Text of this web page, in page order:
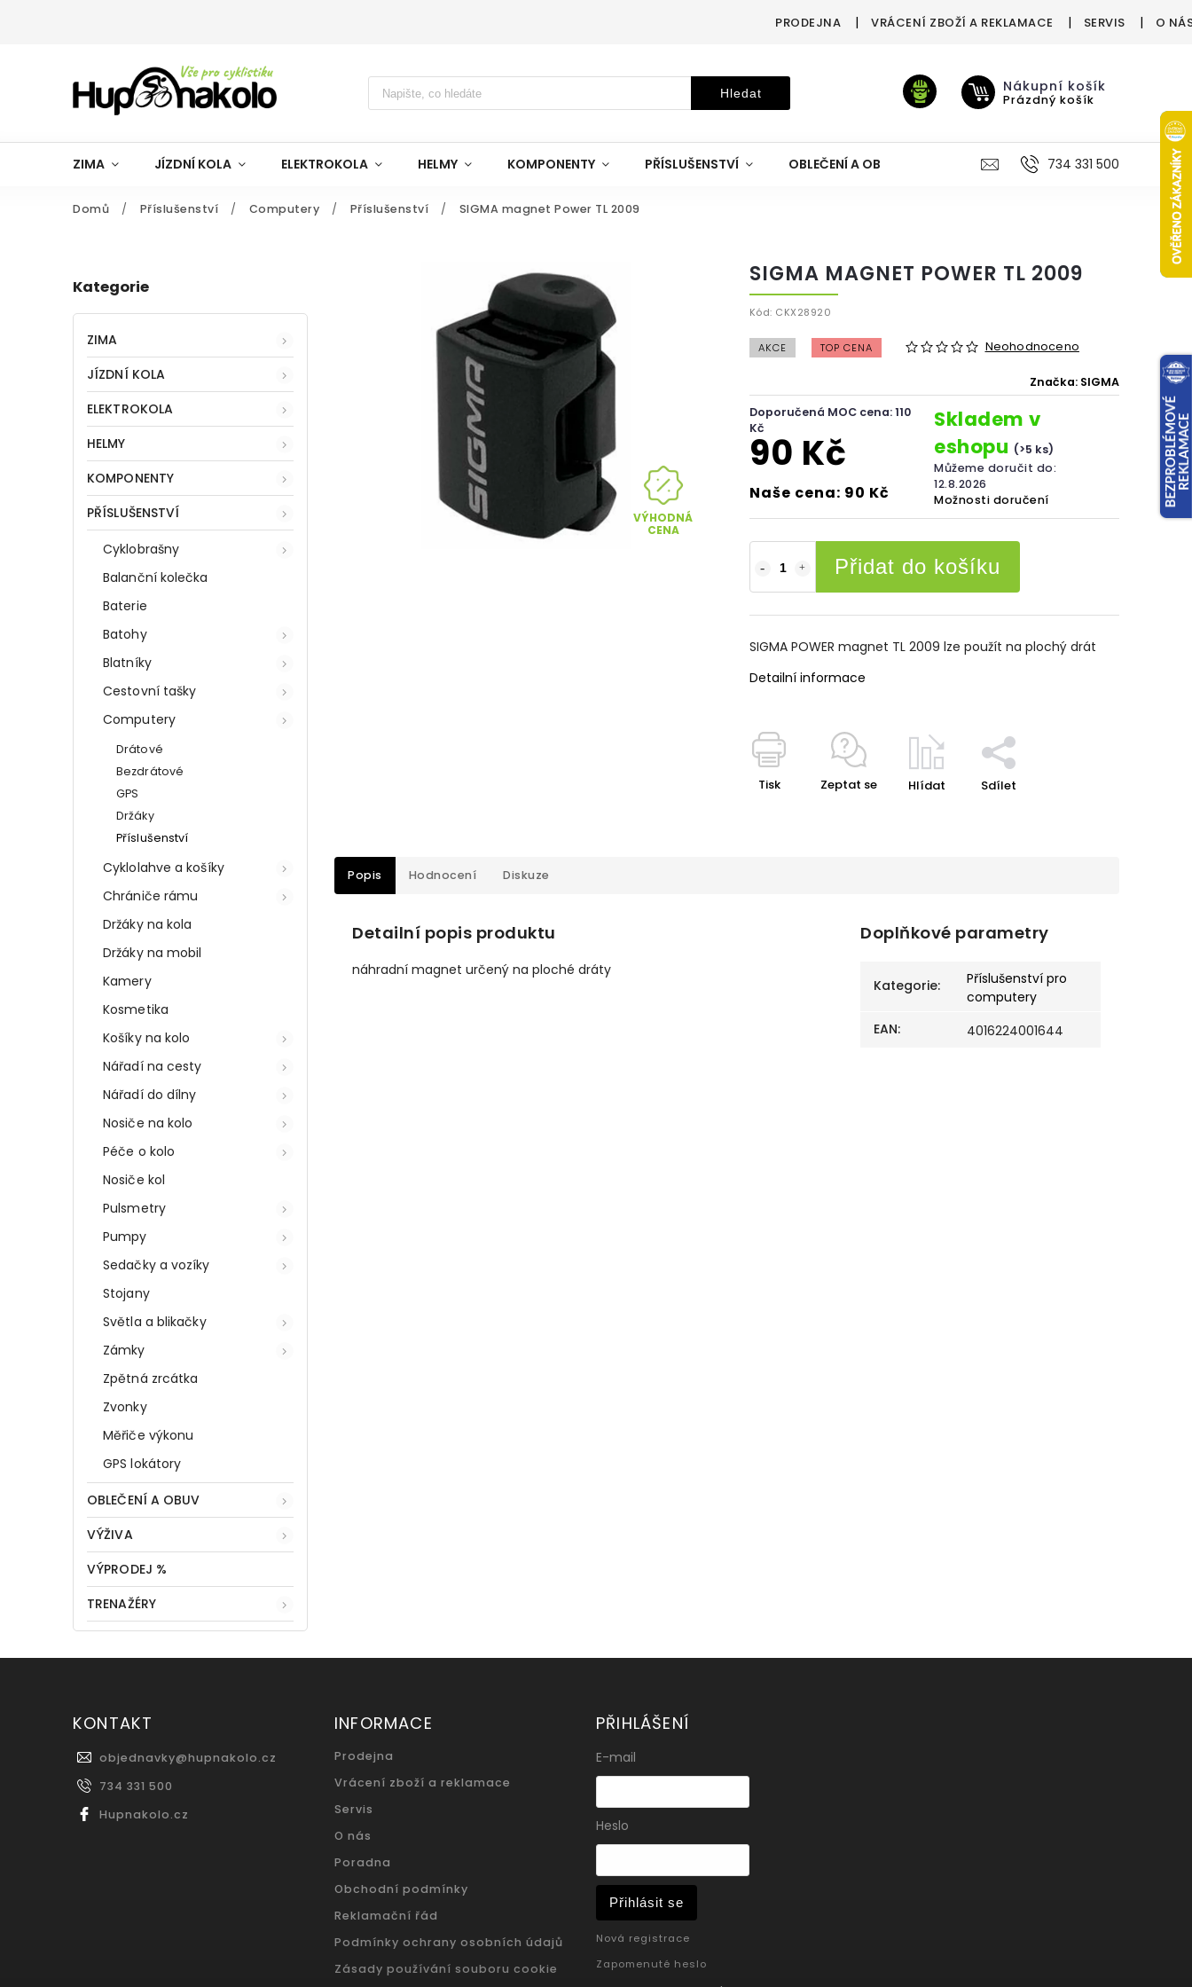
PRODEJNA VRÁCENÍ ZBOŽÍ A REKLAMACE SERVIS O
Hledat Nákupní košík
Prázdný košík
ZIMA JÍZDNÍ KOLA ELEKTROKOLA HELMY KOMPONENTY PŘÍSLUŠENSTVÍ OBLEČENÍ A OBUV VÝŽIVA VÝPRODEJ %
734 331 500
Domů / Příslušenství / Computery / Příslušenství / SIGMA magnet Power TL 2009
Kategorie
ZIMA
JÍZDNÍ KOLA
ELEKTROKOLA
HELMY
KOMPONENTY
PŘÍSLUŠENSTVÍ
Cyklobrašny
Balanční kolečka
Baterie
Batohy
Blatníky
Cestovní tašky
Computery
Drátové
Bezdrátové
GPS
Držáky
Příslušenství
Cyklolahve a košíky
Chrániče rámu
Držáky na kola
Držáky na mobil
Kamery
Kosmetika
Košíky na kolo
Nářadí na cesty
Nářadí do dílny
Nosiče na kolo
Péče o kolo
Nosiče kol
Pulsmetry
Pumpy
Sedačky a vozíky
Stojany
Světla a blikačky
Zámky
Zpětná zrcátka
Zvonky
Měřiče výkonu
GPS lokátory
OBLEČENÍ A OBUV
VÝŽIVA
VÝPRODEJ %
TRENAŽÉRY
VÝHODNÁ
CENA
SIGMA MAGNET POWER TL 2009
Kód: CKX28920
AKCE TOP CENA Neohodnoceno
Značka: SIGMA
Doporučená MOC cena: 110
Kč
90 Kč
Naše cena: 90 Kč
Skladem v
eshopu (>5 ks)
Můžeme doručit do:
12.8.2026
Možnosti doručení
Přidat do košíku
SIGMA POWER magnet TL 2009 lze použít na plochý drát
Detailní informace
Tisk Zeptat se Hlídat Sdílet
Popis Hodnocení Diskuze
Detailní popis produktu
náhradní magnet určený na ploché dráty
Doplňkové parametry
Kategorie:
Příslušenství pro
computery
EAN: 4016224001644
KONTAKT
objednavky@hupnakolo.cz
734 331 500
Hupnakolo.cz
INFORMACE
Prodejna
Vrácení zboží a reklamace
Servis
O nás
Poradna
Obchodní podmínky
Reklamační řád
Podmínky ochrany osobních údajů
Zásady používání souboru cookie
PŘIHLÁŠENÍ
E-mail
Heslo
Přihlásit se
Nová registrace
Zapomenuté heslo